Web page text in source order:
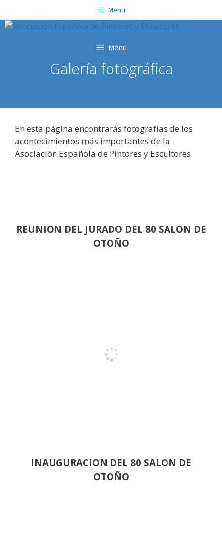
al
contenido
Menu
Menú
Galería fotográfica
En esta página encontrarás fotografías de los
acontecimientos más importantes de la
Asociación Española de Pintores y Escultores.
REUNION DEL JURADO DEL 80 SALON DE
OTOÑO
INAUGURACION DEL 80 SALON DE
OTOÑO